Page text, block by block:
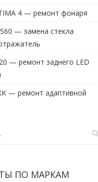
4 — ремонт фонаря
— замена стекла
— ремонт заднего LED
— ремонт адаптивной
ПО МАРКАМ